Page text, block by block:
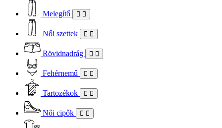
Melegítő
Női szettek
Rövidnadrág
Fehérnemű
Tartozékok
Női cipők